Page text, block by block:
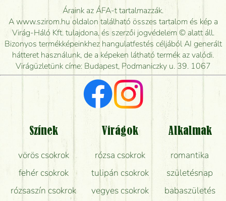
Meddig rendelhetek virágküldést úgy, hogy még ma
kiszállítsák?
Mennyire gyorsan tudják elkészíteni a csokrot, és
mikor tudják leghamarabb kiszállítani?
Vörös rózsát keresek, van önöknél?
Milyen visszajelzést kapok a virágküldésről?
Tényleg azt kapom, ami a képen van?
Mit kell tudni a virágcsokrok szállításáról?
Hogy marad a lehető legtovább friss a csokor?
Tudok adventi koszorút vásárolni boltban?
Áraink az ÁFA-t tartalmazzák.
A www.szirom.hu oldalon található összes tartalom és kép a
Virág-Háló Kft. tulajdona, és szerzői jogvédelem © alatt áll.
Bizonyos termékképeinkhez hangulatfestés céljából AI generált
hátteret használunk, de a képeken látható termék az valódi.
Virágüzletünk címe: Budapest, Podmaniczky u. 39. 1067
Színek
vörös csokrok
fehér csokrok
rózsaszín csokrok
Virágok
rózsa csokrok
tulipán csokrok
vegyes csokrok
Alkalmak
romantika
születésnap
babaszületés